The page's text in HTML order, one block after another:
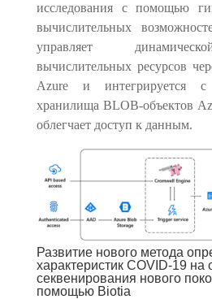
исследования с помощью
вычислительных
управляет
вычислительных ресурсов
Azure и интегрируется с
хранилища BLOB-объектов
облегчает доступ к данным.
Развитие нового метода
характеристик COVID-19 на
секвенирования нового
помощью Biotia